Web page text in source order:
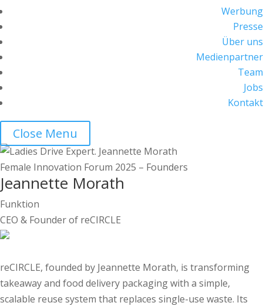
Werbung
Presse
Über uns
Medienpartner
Team
Jobs
Kontakt
Close Menu
Female Innovation Forum 2025 – Founders
Jeannette Morath
Funktion
CEO & Founder of reCIRCLE
reCIRCLE, founded by Jeannette Morath, is transforming
takeaway and food delivery packaging with a simple,
scalable reuse system that replaces single-use waste. Its